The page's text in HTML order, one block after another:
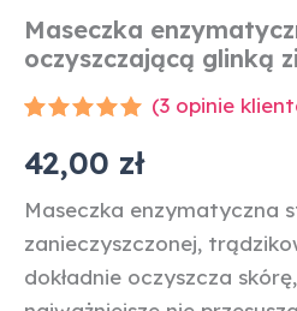
Maseczka
oczyszczającą glinką
5.00na 5
na
ocen
klientów
(3opinie
42,00 zł
Maseczka enzymatyczna
zanieczyszczonej,
dokładnie oczyszcza